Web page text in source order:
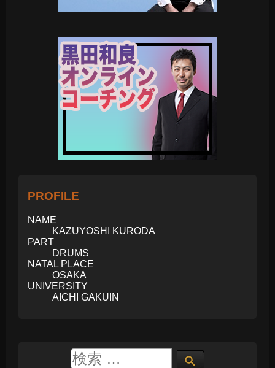
PROFILE
NAME
KAZUYOSHI KURODA
PART
DRUMS
NATAL PLACE
OSAKA
UNIVERSITY
AICHI GAKUIN